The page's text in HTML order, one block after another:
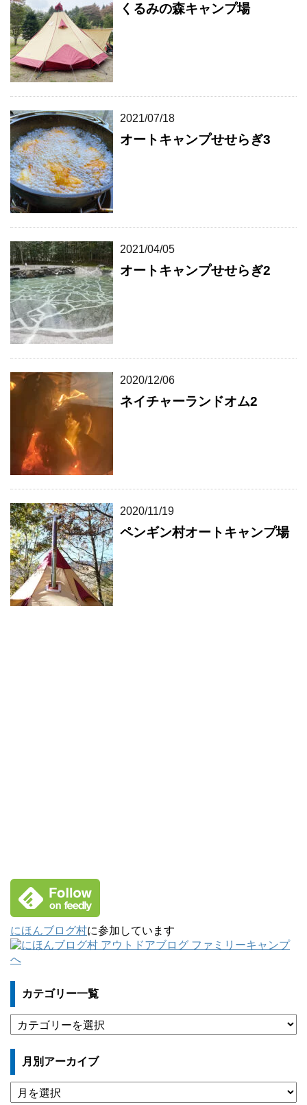
くるみの森キャンプ場
2021/07/18
オートキャンプせせらぎ3
2021/04/05
オートキャンプせせらぎ2
2020/12/06
ネイチャーランドオム2
2020/11/19
ペンギン村オートキャンプ場
にほんブログ村に参加しています
カテゴリー一覧
テ
ゴ
ー
一
月別アーカイブ
月
別